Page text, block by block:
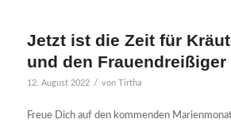
Jetzt ist die Zeit für
und den Frauendreißiger
12. August 2022 / von Tirtha
Freue Dich auf den kommenden